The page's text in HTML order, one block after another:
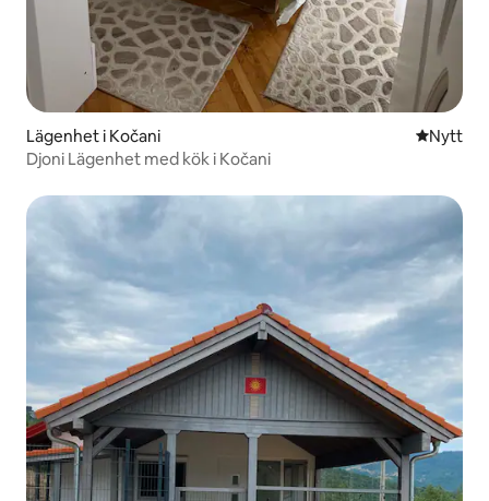
Lägenhet i Kočani NyttNytt
Djoni Lägenhet med kök i Kočani